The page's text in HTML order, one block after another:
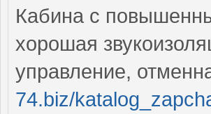
Кабина с
хорошая
управление,
74.biz/